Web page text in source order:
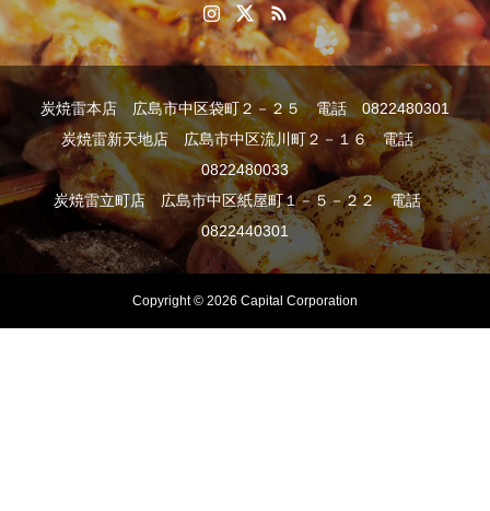
炭焼雷本店 広島市中区袋町２－２５ 電話 0822480301
炭焼雷新天地店 広島市中区流川町２－１６ 電話
0822480033
炭焼雷立町店 広島市中区紙屋町１－５－２２ 電話
0822440301
Copyright © 2026 Capital Corporation